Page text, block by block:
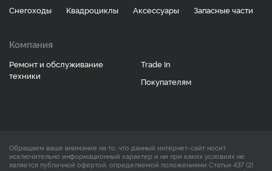
Снегоходы Квадроциклы Аксессуары Запасные части
Компания
Ремонт и обслуживание
техники
Trade In
Покупателям
Обращаем ваше внимание на то, что данный интернет-сайт носит
исключительно информационный характер и ни при каких условиях не
является публичной офертой, определяемой положениями Статьи 437 (2)